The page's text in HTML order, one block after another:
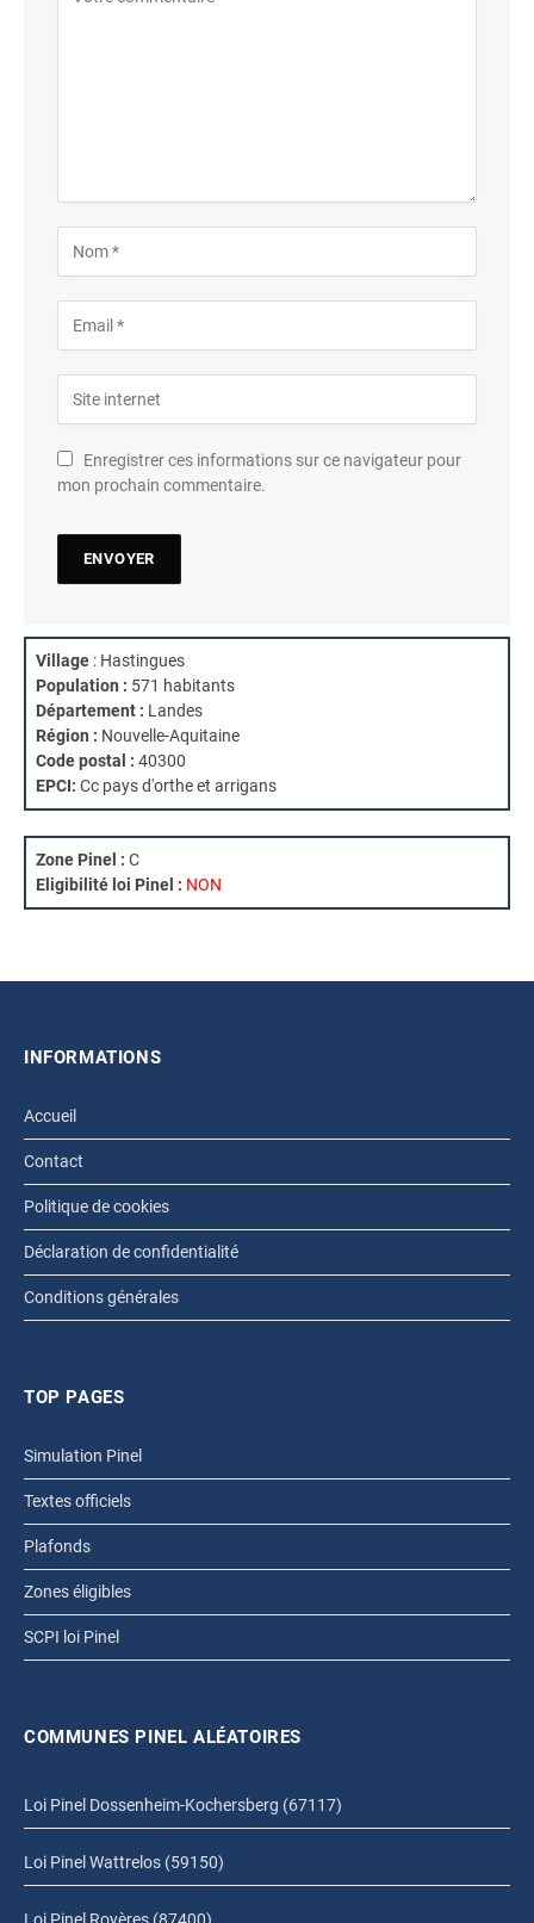
Enregistrer ces informations sur ce navigateur pour
mon prochain commentaire.
Village : Hastingues
Population : 571 habitants
Département : Landes
Région : Nouvelle-Aquitaine
Code postal : 40300
EPCI: Cc pays d'orthe et arrigans
Zone Pinel : C
Eligibilité loi Pinel : NON
INFORMATIONS
Accueil
Contact
Politique de cookies
Déclaration de confidentialité
Conditions générales
TOP PAGES
Simulation Pinel
Textes officiels
Plafonds
Zones éligibles
SCPI loi Pinel
COMMUNES PINEL ALÉATOIRES
Loi Pinel Dossenheim-Kochersberg (67117)
Loi Pinel Wattrelos (59150)
Loi Pinel Royères (87400)